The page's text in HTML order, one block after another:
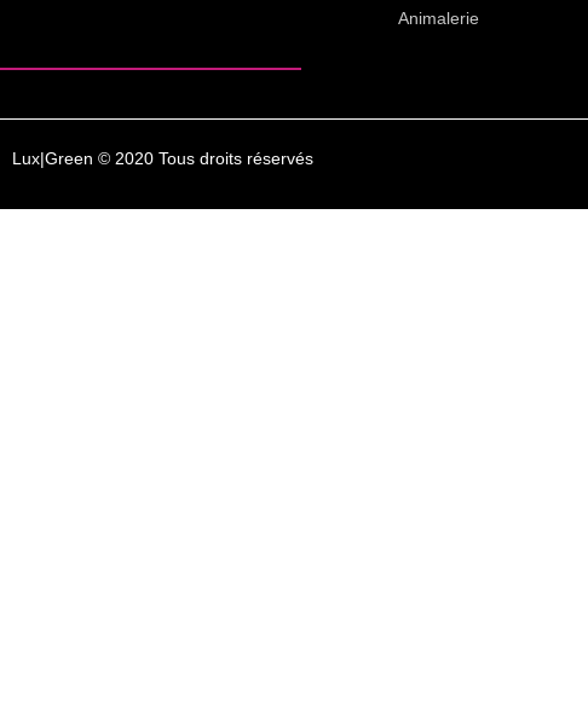
Animalerie
Lux|Green © 2020 Tous droits réservés